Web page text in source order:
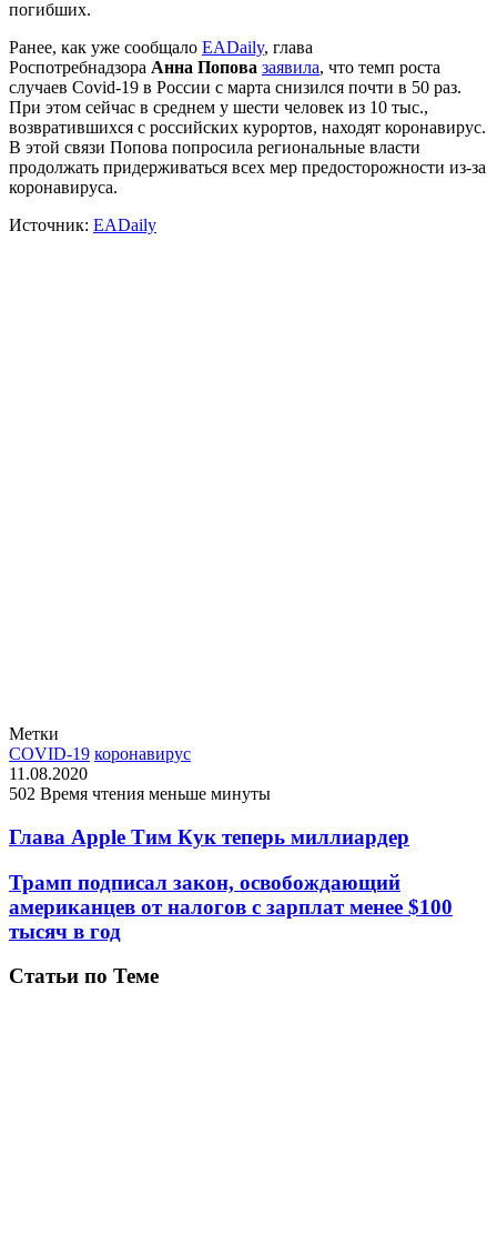
погибших.
Ранее, как уже сообщало EADaily, глава
Роспотребнадзора Анна Попова заявила, что темп роста
случаев Covid-19 в России с марта снизился почти в 50 раз.
При этом сейчас в среднем у шести человек из 10 тыс.,
возвратившихся с российских курортов, находят коронавирус.
В этой связи Попова попросила региональные власти
продолжать придерживаться всех мер предосторожности из-за
коронавируса.
Источник: EADaily
Метки
COVID-19 коронавирус
11.08.2020
502 Время чтения меньше минуты
Глава Apple Тим Кук теперь миллиардер
Трамп подписал закон, освобождающий
американцев от налогов с зарплат менее $100
тысяч в год
Статьи по Теме